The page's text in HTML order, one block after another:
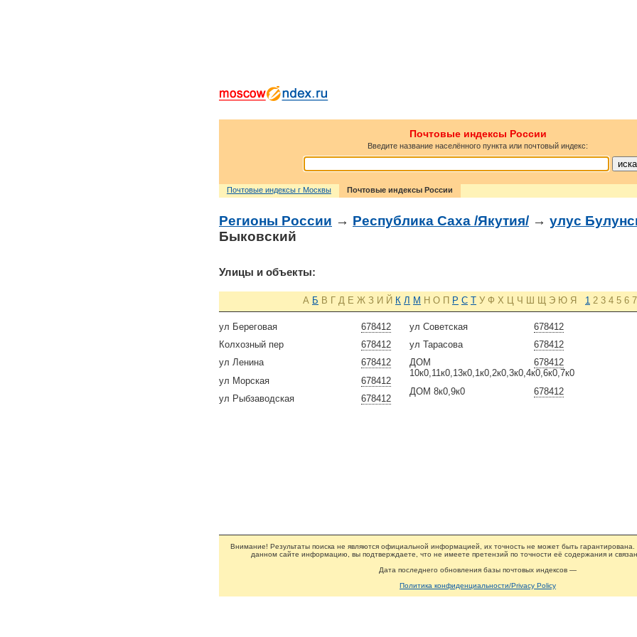
Почтовые индексы России
Введите название населённого пункта или почтовый индекс:
Почтовые индексы г Москвы Почтовые индексы России
Регионы России → Республика Саха /Якутия/ → улус
Быковский
Улицы и объекты:
А Б В Г Д Е Ж З И Й К Л М Н О П Р С Т У Ф Х Ц Ч Ш Щ Э Ю Я 1 2 3 4 5 6 7
678412
ул Береговая
678412
Колхозный пер
678412
ул Ленина
678412
ул Морская
678412
ул Рыбзаводская
678412
ул Советская
678412
ул Тарасова
678412
ДОМ
10к0,11к0,13к0,1к0,2к0,3к0,4к0,6к0,7к0
678412
ДОМ 8к0,9к0
Внимание! Результаты поиска не являются официальной информацией, их точность не может быть гарантирована.
данном сайте информацию, вы подтверждаете, что не имеете претензий по точности её содержания и
Дата последнего обновления базы почтовых индексов —
Политика конфиденциальности/Privacy Policy